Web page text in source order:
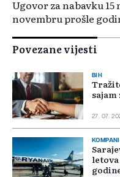
Ugovor za nabavku
novembru prošle
Povezane vijesti
BIH
sajam
27. 07.
letova